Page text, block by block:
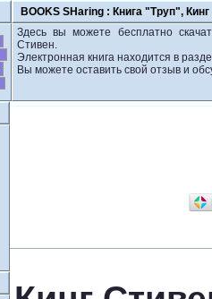
BOOKS SHaring : Книга "Труп",
Здесь вы можете бесплатно
Стивен.
Электронная книга находится в
Вы можете оставить свой отзыв и